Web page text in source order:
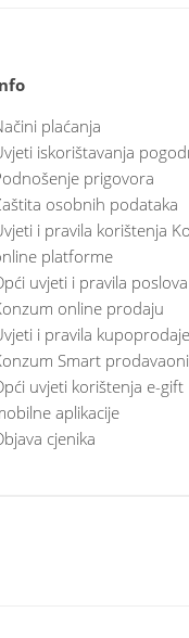
plaćanja
iskorištavanja
prigovora
osobnih podataka
i pravila korištenja
platforme
uvjeti i pravila
online prodaju
i pravila
Smart
uvjeti korištenja e-gift
aplikacije
cjenika